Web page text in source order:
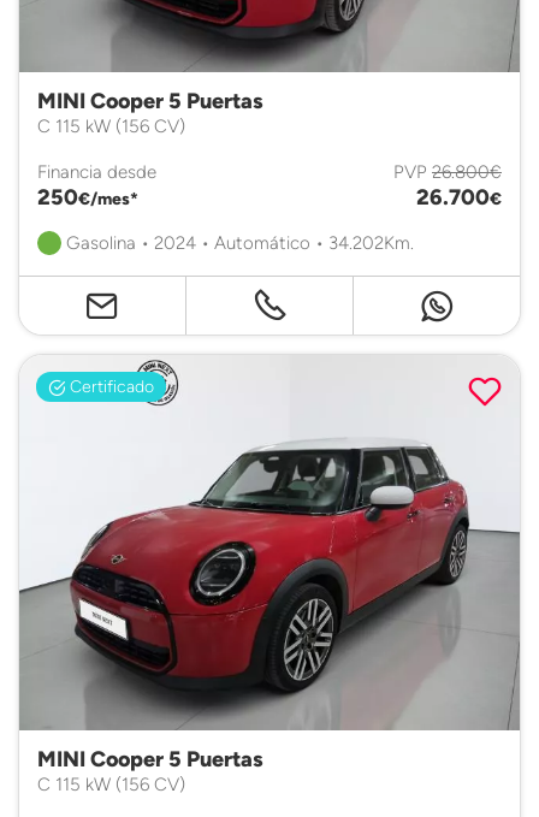
MINI Cooper 5 Puertas
C 115 kW (156 CV)
Financia desde
250€/mes*
PVP 26.800€
26.700€
Gasolina • 2024 • Automático • 34.202Km.
Certificado
MINI Cooper 5 Puertas
C 115 kW (156 CV)